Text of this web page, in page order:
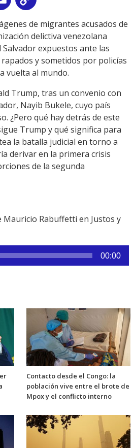
Link
de migrantes acusados de
delictiva venezolana
Salvador expuestos ante las
y sometidos por policías
vuelta al mundo.
Trump, tras un convenio con
Nayib Bukele, cuyo país
¿Pero qué hay detrás de este
Trump y qué significa para
la batalla judicial en torno a
derivar en la primera crisis
de la segunda
Mauricio Rabuffetti en Justos y
00:00
Contacto desde el Congo: la
población vive entre el brote de
Mpox y el conflicto interno